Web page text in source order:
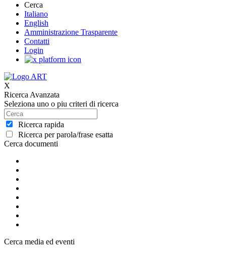
Cerca
Italiano
English
Amministrazione Trasparente
Contatti
Login
X
Ricerca Avanzata
Seleziona uno o piu criteri di ricerca
Ricerca rapida
Ricerca per parola/frase esatta
Cerca documenti
Cerca media ed eventi